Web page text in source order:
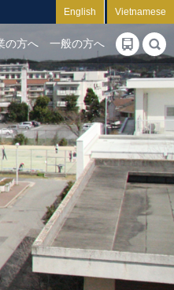
English Vietnamese
の方へ 一般の方へ